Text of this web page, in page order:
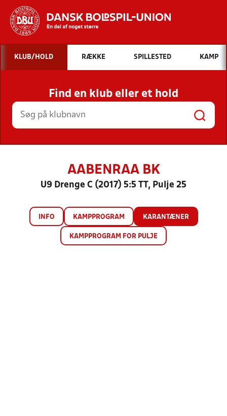
Hvad vil du søge efter?
INDHOLD OG NYHEDER
STILLINGER, RESULTATER, KLUBBER OG
HOLD
KLUB/HOLD RÆKKE SPILLESTED KAMP
Find en klub eller et hold
AABENRAA BK
U9 Drenge C (2017) 5:5 TT, Pulje 25
INFO KAMPPROGRAM KARANTÆNER
KAMPPROGRAM FOR PULJE